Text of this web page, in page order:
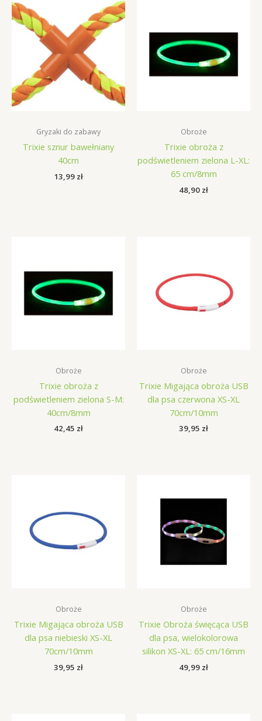
Gryzaki do zabawy
Trixie sznur bawełniany
40cm
13,99 zł
Obroże
Trixie obroża z
podświetleniem zielona L-XL:
65 cm/8mm
48,90 zł
Obroże
Trixie obroża z
podświetleniem zielona S-M:
40cm/8mm
42,45 zł
Obroże
Trixie Migająca obroża USB
dla psa czerwona XS-XL
70cm/10mm
39,95 zł
Obroże
Trixie Migająca obroża USB
dla psa niebieski XS-XL
70cm/10mm
39,95 zł
Obroże
Trixie Obroża święcąca USB
dla psa, wielokolorowa
silikon XS-XL: 65 cm/16mm
49,99 zł